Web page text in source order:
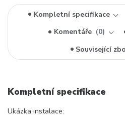
Kompletní specifikace
Komentáře
0
Související
Kompletní specifikace
Ukázka instalace: